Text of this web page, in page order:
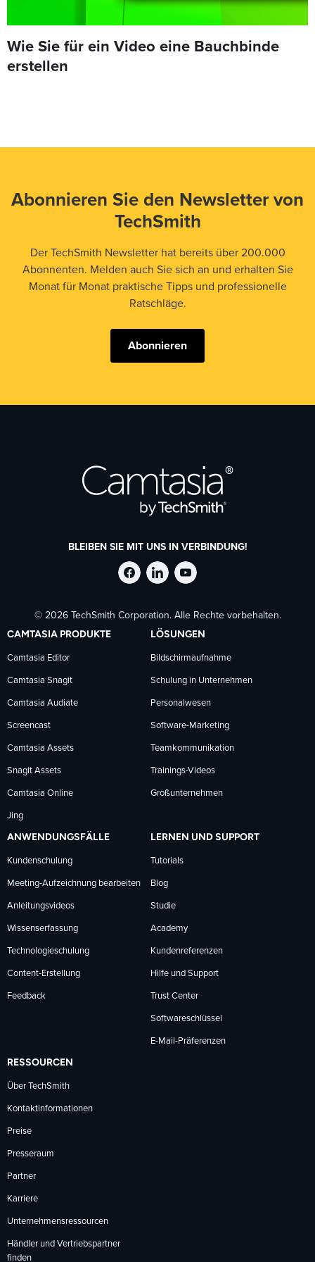
Wie Sie für ein Video eine Bauchbinde
erstellen
Abonnieren Sie den Newsletter von
TechSmith
Der TechSmith Newsletter hat bereits über 200.000
Abonnenten. Melden auch Sie sich an und erhalten Sie
Monat für Monat praktische Tipps und professionelle
Ratschläge.
Abonnieren
BLEIBEN SIE MIT UNS IN VERBINDUNG!
TechSmith
auf
Facebook
folgen
TechSmith
auf
LinkedIn
folgen
TechSmith
auf
YouTube
folgen
© 2026 TechSmith Corporation. Alle Rechte vorbehalten.
CAMTASIA PRODUKTE
Camtasia Editor
Camtasia Snagit
Camtasia Audiate
Screencast
Camtasia Assets
Snagit Assets
Camtasia Online
Jing
LÖSUNGEN
Bildschirmaufnahme
Schulung in Unternehmen
Personalwesen
Software-Marketing
Teamkommunikation
Trainings-Videos
Großunternehmen
ANWENDUNGSFÄLLE
Kundenschulung
Meeting-Aufzeichnung bearbeiten
Anleitungsvideos
Wissenserfassung
Technologieschulung
Content-Erstellung
Feedback
LERNEN UND SUPPORT
Tutorials
Blog
Studie
Academy
Kundenreferenzen
Hilfe und Support
Trust Center
Softwareschlüssel
E-Mail-Präferenzen
RESSOURCEN
Über TechSmith
Kontaktinformationen
Preise
Presseraum
Partner
Karriere
Unternehmensressourcen
Händler und Vertriebspartner
finden